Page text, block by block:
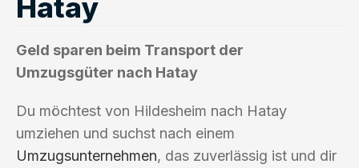
Hatay
Geld sparen beim Transport der
Umzugsgüter nach Hatay
Du möchtest von Hildesheim nach Hatay
umziehen und suchst nach einem
Umzugsunternehmen, das zuverlässig ist und dir